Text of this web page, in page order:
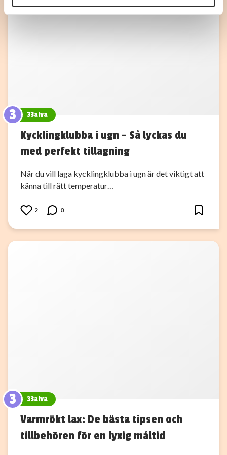
annons- och analysföretag som vi samarbetar med.
3 33alva
Kycklingklubba i ugn – Så lyckas du
med perfekt tillagning
När du vill laga kycklingklubba i ugn är det viktigt att
känna till rätt temperatur…
2 0
3 33alva
Varmrökt lax: De bästa tipsen och
tillbehören för en lyxig måltid